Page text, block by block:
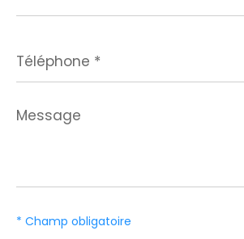
*
Message
*
* Champ obligatoire